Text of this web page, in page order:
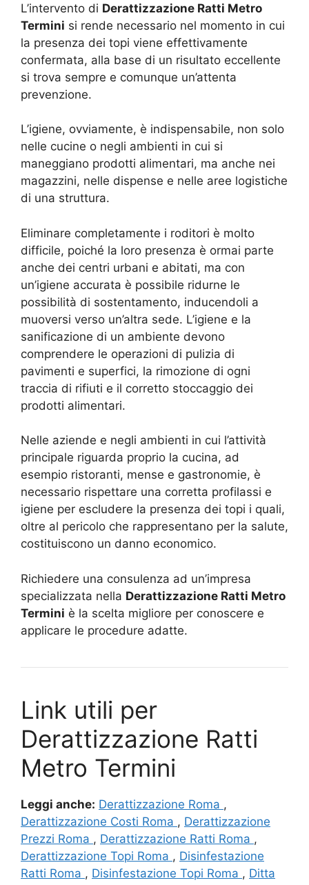
L’intervento di Derattizzazione Ratti Metro
Termini si rende necessario nel momento in cui
la presenza dei topi viene effettivamente
confermata, alla base di un risultato eccellente
si trova sempre e comunque un’attenta
prevenzione.
L’igiene, ovviamente, è indispensabile, non solo
nelle cucine o negli ambienti in cui si
maneggiano prodotti alimentari, ma anche nei
magazzini, nelle dispense e nelle aree logistiche
di una struttura.
Eliminare completamente i roditori è molto
difficile, poiché la loro presenza è ormai parte
anche dei centri urbani e abitati, ma con
un’igiene accurata è possibile ridurne le
possibilità di sostentamento, inducendoli a
muoversi verso un’altra sede. L’igiene e la
sanificazione di un ambiente devono
comprendere le operazioni di pulizia di
pavimenti e superfici, la rimozione di ogni
traccia di rifiuti e il corretto stoccaggio dei
prodotti alimentari.
Nelle aziende e negli ambienti in cui l’attività
principale riguarda proprio la cucina, ad
esempio ristoranti, mense e gastronomie, è
necessario rispettare una corretta profilassi e
igiene per escludere la presenza dei topi i quali,
oltre al pericolo che rappresentano per la salute,
costituiscono un danno economico.
Richiedere una consulenza ad un’impresa
specializzata nella Derattizzazione Ratti Metro
Termini è la scelta migliore per conoscere e
applicare le procedure adatte.
Link utili per
Derattizzazione Ratti
Metro Termini
Leggi anche: Derattizzazione Roma ,
Derattizzazione Costi Roma , Derattizzazione
Prezzi Roma , Derattizzazione Ratti Roma ,
Derattizzazione Topi Roma , Disinfestazione
Ratti Roma , Disinfestazione Topi Roma , Ditta